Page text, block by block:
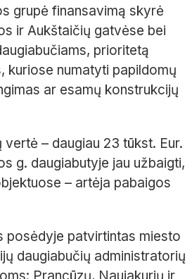
grupė finansavimą skyrė
ir Aukštaičių gatvėse bei
prioritetą
kuriose numatyti papildomų
ar esamų konstrukcijų
– daugiau 23 tūkst. Eur.
g. daugiabutyje jau užbaigti,
– artėja pabaigos
posėdyje patvirtintas miesto
daugiabučių administratorių